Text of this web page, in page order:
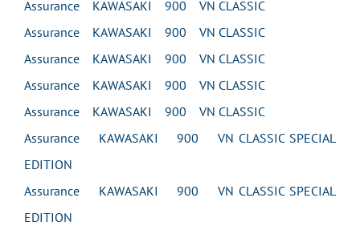
Assurance KAWASAKI 900 VN CLASSIC
Assurance KAWASAKI 900 VN CLASSIC
Assurance KAWASAKI 900 VN CLASSIC
Assurance KAWASAKI 900 VN CLASSIC
Assurance KAWASAKI 900 VN CLASSIC
Assurance KAWASAKI 900 VN CLASSIC SPECIAL
EDITION
Assurance KAWASAKI 900 VN CLASSIC SPECIAL
EDITION